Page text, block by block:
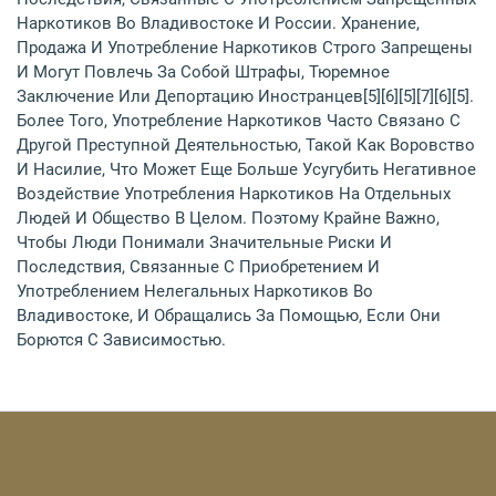
Наркотиков Во Владивостоке И России. Хранение,
Продажа И Употребление Наркотиков Строго Запрещены
И Могут Повлечь За Собой Штрафы, Тюремное
Заключение Или Депортацию Иностранцев[5][6][5][7][6][5].
Более Того, Употребление Наркотиков Часто Связано С
Другой Преступной Деятельностью, Такой Как Воровство
И Насилие, Что Может Еще Больше Усугубить Негативное
Воздействие Употребления Наркотиков На Отдельных
Людей И Общество В Целом. Поэтому Крайне Важно,
Чтобы Люди Понимали Значительные Риски И
Последствия, Связанные С Приобретением И
Употреблением Нелегальных Наркотиков Во
Владивостоке, И Обращались За Помощью, Если Они
Борются С Зависимостью.